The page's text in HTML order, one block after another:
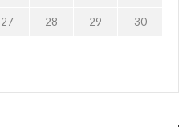
27 28 29 30